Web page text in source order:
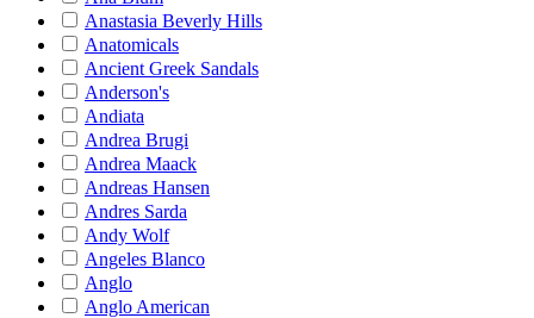
Anastasia Beverly Hills
Anatomicals
Ancient Greek Sandals
Anderson's
Andiata
Andrea Brugi
Andrea Maack
Andreas Hansen
Andres Sarda
Andy Wolf
Angeles Blanco
Anglo
Anglo American